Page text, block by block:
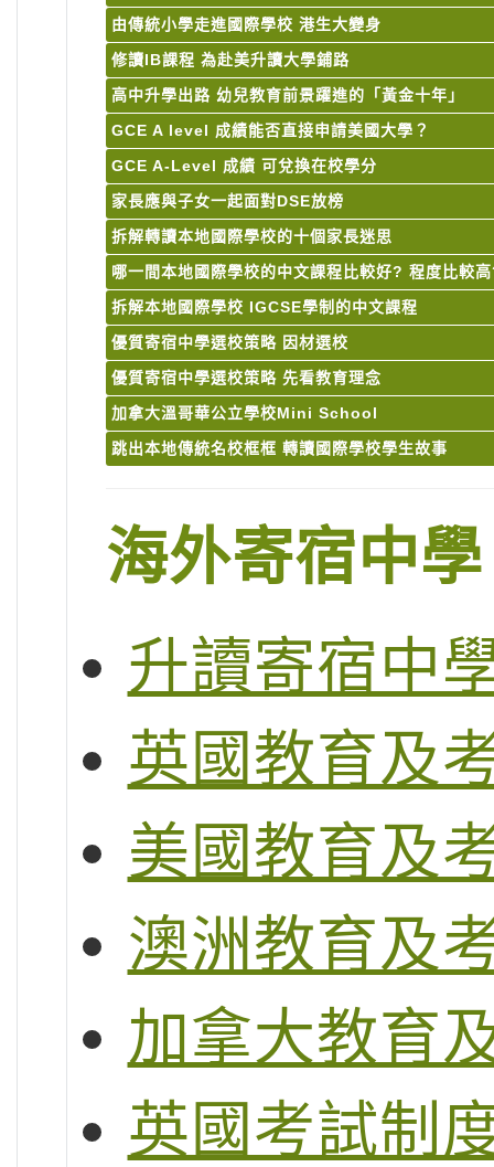
由傳統小學走進國際學校 港生大變身
修讀IB課程 為赴美升讀大學鋪路
高中升學出路 幼兒教育前景躍進的「黃金十年」
GCE A level 成績能否直接申請美國大學？
GCE A-Level 成績 可兌換在校學分
家長應與子女一起面對DSE放榜
拆解轉讀本地國際學校的十個家長迷思
哪一間本地國際學校的中文課程比較好? 程度比較
拆解本地國際學校 IGCSE學制的中文課程
優質寄宿中學選校策略 因材選校
優質寄宿中學選校策略 先看教育理念
加拿大溫哥華公立學校Mini School
跳出本地傳統名校框框 轉讀國際學校學生故事
海外寄宿中學
升讀寄宿中
英國教育及
美國教育及
澳洲教育及
加拿大教育
英國考試制